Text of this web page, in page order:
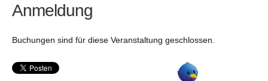
Anmeldung
Buchungen sind für diese Veranstaltung geschlossen.